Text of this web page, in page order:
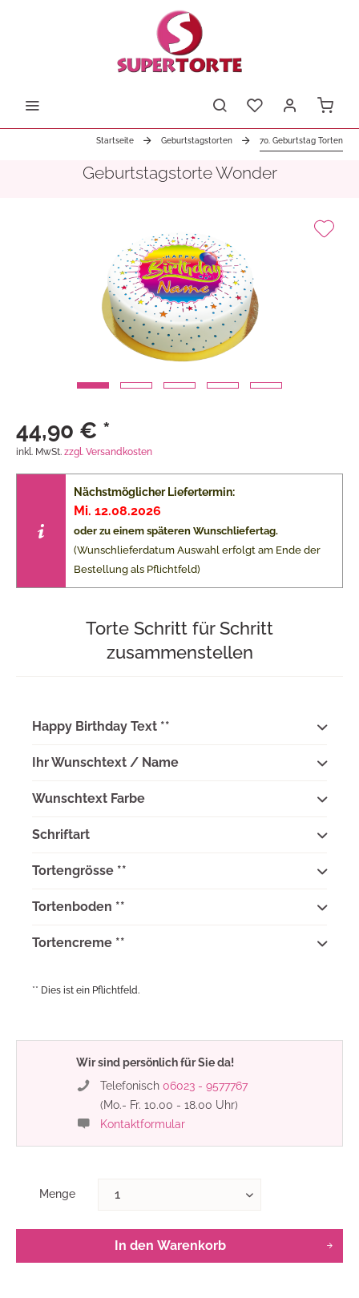
Startseite Geburtstagstorten 70. Geburtstag Torten
Geburtstagstorte Wonder
44,90 € *
inkl. MwSt. zzgl. Versandkosten
Nächstmöglicher Liefertermin:
Mi. 12.08.2026
oder zu einem späteren Wunschliefertag.
(Wunschlieferdatum Auswahl erfolgt am Ende der
Bestellung als Pflichtfeld)
Torte Schritt für Schritt
zusammenstellen
Happy Birthday Text **
Ihr Wunschtext / Name
Wunschtext Farbe
Schriftart
Tortengrösse **
Tortenboden **
Tortencreme **
** Dies ist ein Pflichtfeld.
Wir sind persönlich für Sie da!
Telefonisch06023 - 9577767
(Mo.- Fr. 10.00 - 18.00 Uhr)
Kontaktformular
Menge
In den Warenkorb